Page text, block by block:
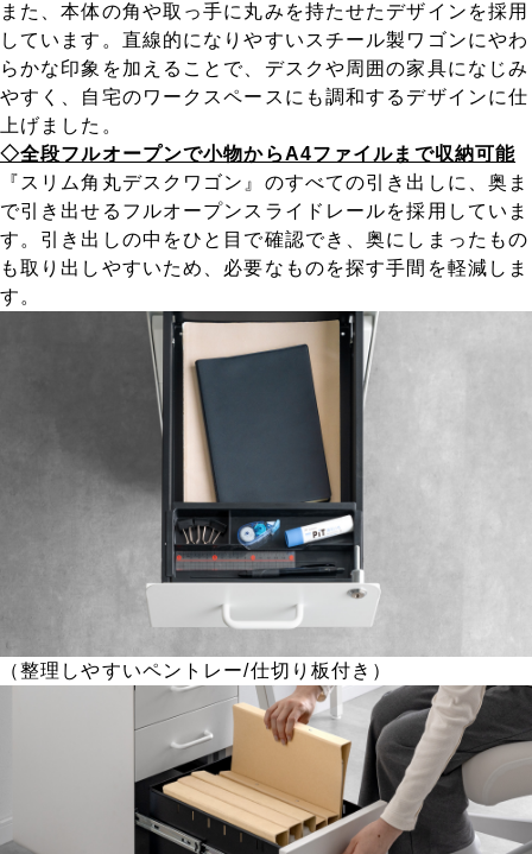
また、本体の角や取っ手に丸みを持たせたデザインを採用
しています。直線的になりやすいスチール製ワゴンにやわ
らかな印象を加えることで、デスクや周囲の家具になじみ
やすく、自宅のワークスペースにも調和するデザインに仕
上げました。
◇全段フルオープンで小物からA4ファイルまで収納可能
『スリム角丸デスクワゴン』のすべての引き出しに、奥ま
で引き出せるフルオープンスライドレールを採用していま
す。引き出しの中をひと目で確認でき、奥にしまったもの
も取り出しやすいため、必要なものを探す手間を軽減しま
す。
（整理しやすいペントレー/仕切り板付き）